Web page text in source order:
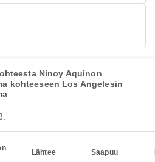
Ninoy Aquinon
kohteeseen Los Angelesin
Lähtee Saapuu